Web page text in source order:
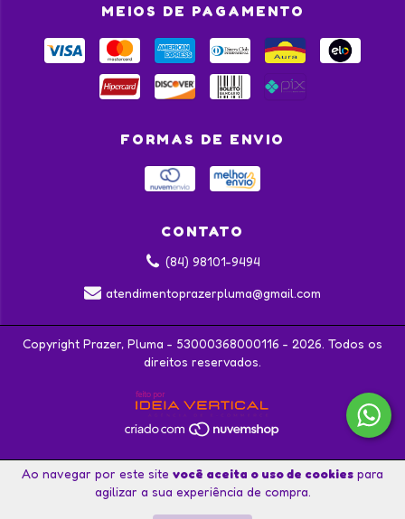
Ao navegar por este site você aceita o uso de cookies para
agilizar a sua experiência de compra.
MEIOS DE PAGAMENTO
FORMAS DE ENVIO
CONTATO
(84) 98101-9494
atendimentoprazerpluma@gmail.com
Copyright Prazer, Pluma - 53000368000116 - 2026. Todos os
direitos reservados.